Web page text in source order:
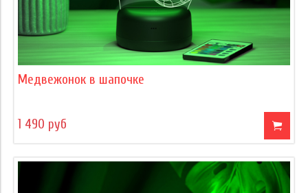
Медвежонок в шапочке
1 490 руб